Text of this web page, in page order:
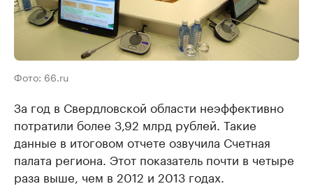
Фото: 66.ru
За год в Свердловской области неэффективно
потратили более 3,92 млрд рублей. Такие
данные в итоговом отчете озвучила Счетная
палата региона. Этот показатель почти в четыре
раза выше, чем в 2012 и 2013 годах.